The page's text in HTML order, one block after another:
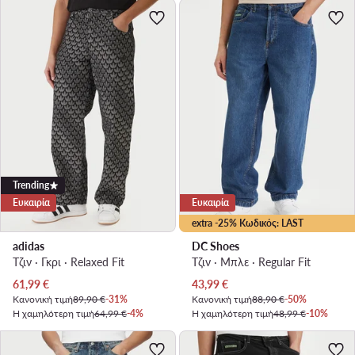
Trending
Ευκαιρία
adidas
Τζιν · Γκρι · Relaxed Fit
Τρέχουσα τιμή
61,99€
Κανονική τιμή89,90 €-31%
Η χαμηλότερη τιμή64,99 €-4%
extra -25% Κωδικός: LAST
Ευκαιρία
DC Shoes
Τζιν · Μπλε · Regular Fit
Τρέχουσα τιμή
43,99€
Κανονική τιμή88,90 €-50%
Η χαμηλότερη τιμή48,99 €-10%